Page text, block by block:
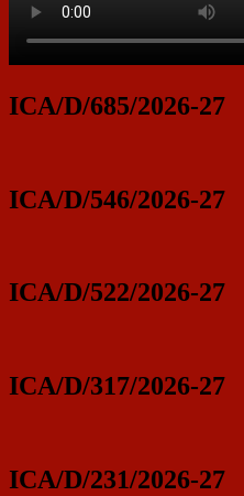
ICA/D/685/2026-27
ICA/D/546/2026-27
ICA/D/522/2026-27
ICA/D/317/2026-27
ICA/D/231/2026-27